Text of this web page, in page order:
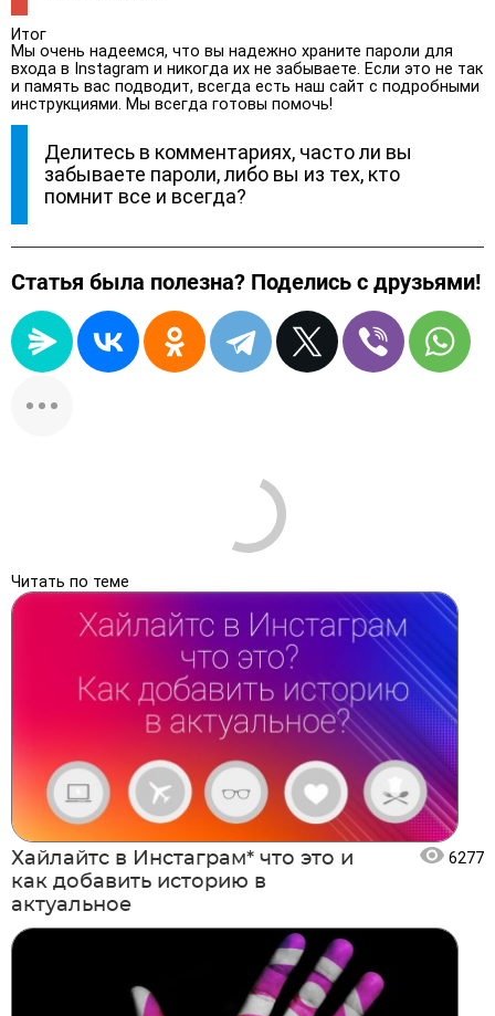
Итог
Мы очень надеемся, что вы надежно храните пароли для
входа в Instagram и никогда их не забываете. Если это не так
и память вас подводит, всегда есть наш сайт с подробными
инструкциями. Мы всегда готовы помочь!
Делитесь в комментариях, часто ли вы
забываете пароли, либо вы из тех, кто
помнит все и всегда?
Статья была полезна? Поделись с друзьями!
Читать по теме
Хайлайтс в Инстаграм* что это и
как добавить историю в
актуальное
6277